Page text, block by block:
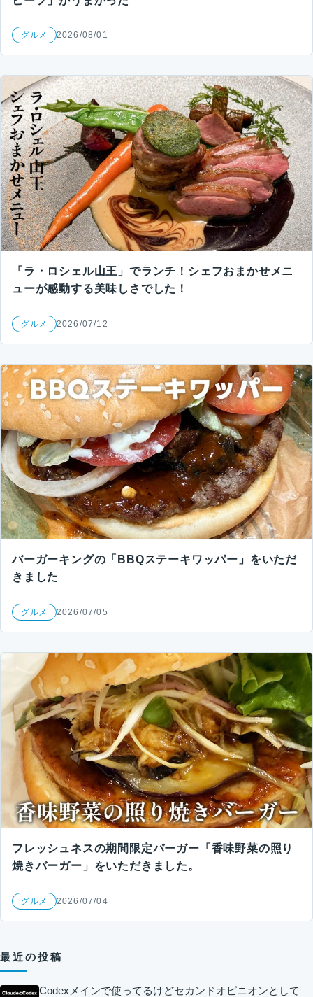
グルメ 2026/08/01
「ラ・ロシェル山王」でランチ！シェフおまかせメニ
ューが感動する美味しさでした！
グルメ 2026/07/12
バーガーキングの「BBQステーキワッパー」をいただ
きました
グルメ 2026/07/05
フレッシュネスの期間限定バーガー「香味野菜の照り
焼きバーガー」をいただきました。
グルメ 2026/07/04
最近の投稿
Codexメインで使ってるけどセカンドオピニオンとして